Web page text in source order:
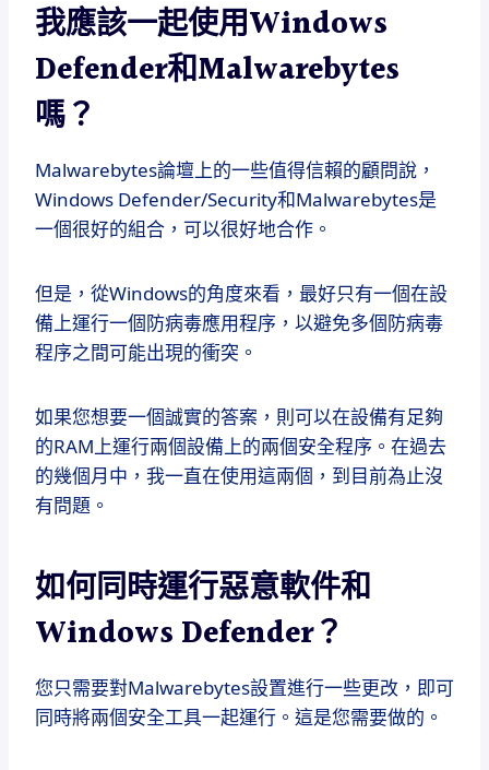
我應該一起使用Windows
Defender和Malwarebytes
嗎？
Malwarebytes論壇上的一些值得信賴的顧問說，
Windows Defender/Security和Malwarebytes是
一個很好的組合，可以很好地合作。
但是，從Windows的角度來看，最好只有一個在設
備上運行一個防病毒應用程序，以避免多個防病毒
程序之間可能出現的衝突。
如果您想要一個誠實的答案，則可以在設備有足夠
的RAM上運行兩個設備上的兩個安全程序。在過去
的幾個月中，我一直在使用這兩個，到目前為止沒
有問題。
如何同時運行惡意軟件和
Windows Defender？
您只需要對Malwarebytes設置進行一些更改，即可
同時將兩個安全工具一起運行。這是您需要做的。